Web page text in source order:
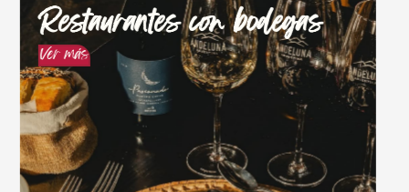
Restaurantes con bodegas
Ver más